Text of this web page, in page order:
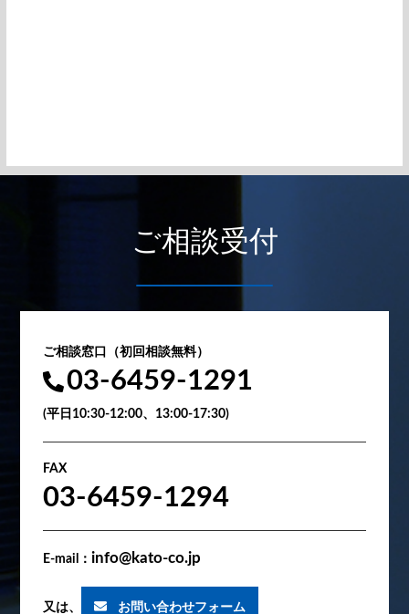
ご相談受付
ご相談窓口（初回相談無料）
03-6459-1291
(平日10:30-12:00、13:00-17:30)
FAX
03-6459-1294
E-mail： info@kato-co.jp
又は、 お問い合わせフォーム